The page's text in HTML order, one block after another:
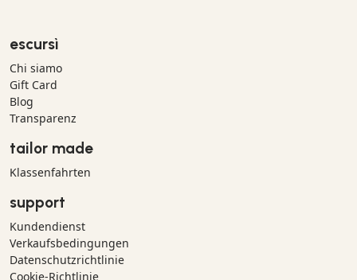
escursì
Chi siamo
Gift Card
Blog
Transparenz
tailor made
Klassenfahrten
support
Kundendienst
Verkaufsbedingungen
Datenschutzrichtlinie
Cookie-Richtlinie